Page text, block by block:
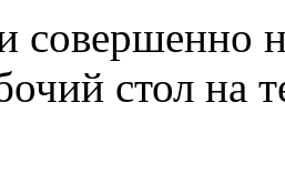
совершенно
стол на